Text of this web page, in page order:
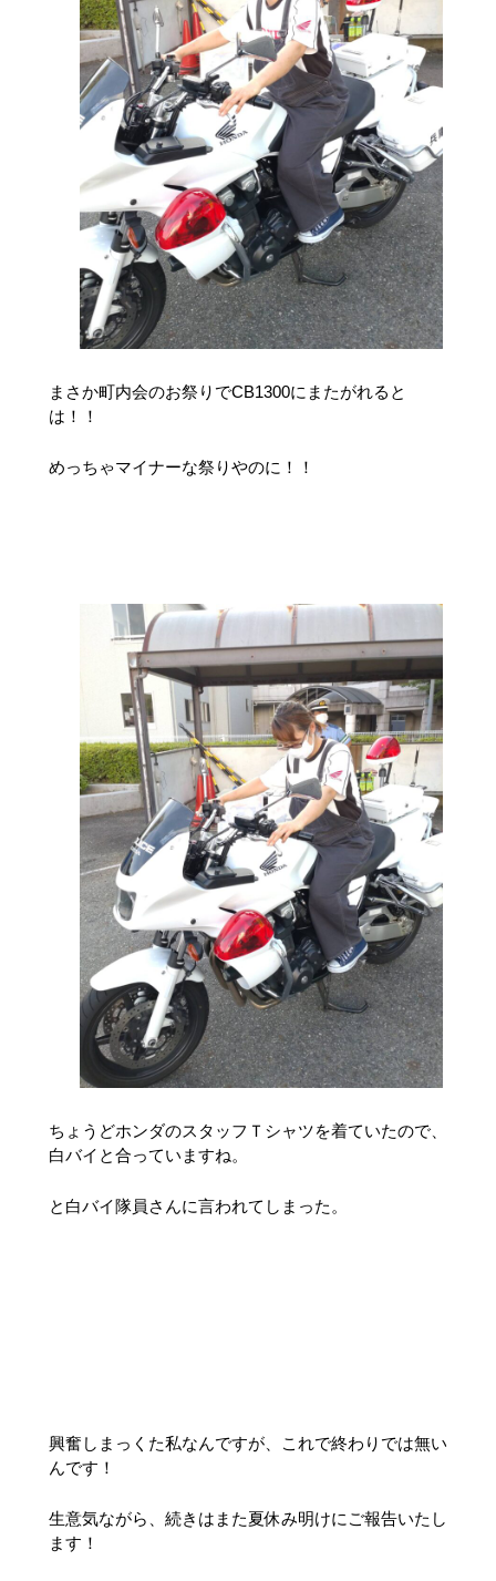
まさか町内会のお祭りでCB1300にまたがれると
は！！
めっちゃマイナーな祭りやのに！！
ちょうどホンダのスタッフＴシャツを着ていたので、
白バイと合っていますね。
と白バイ隊員さんに言われてしまった。
興奮しまっくた私なんですが、これで終わりでは無い
んです！
生意気ながら、続きはまた夏休み明けにご報告いたし
ます！